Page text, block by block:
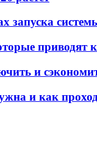
запуска
приводят
и
и как